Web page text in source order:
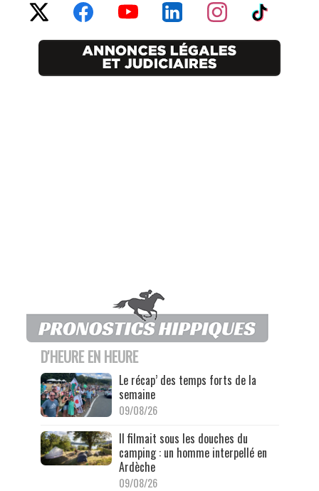
D'HEURE EN HEURE
Le récap’ des temps forts de la
semaine
09/08/26
Il filmait sous les douches du
camping : un homme interpellé en
Ardèche
09/08/26